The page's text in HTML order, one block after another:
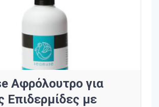
Αφρόλουτρο για
Επιδερμίδες με